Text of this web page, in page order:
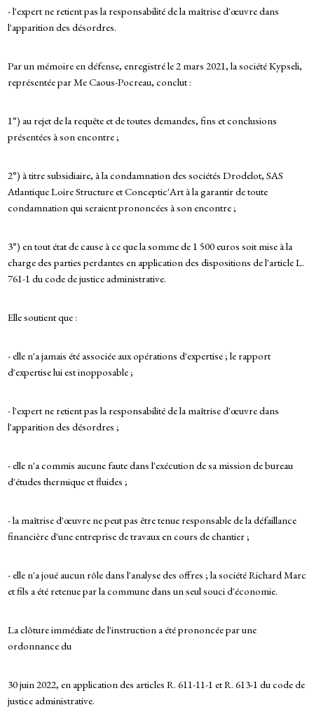
- l'expert ne retient pas la responsabilité de la maîtrise d'œuvre dans
l'apparition des désordres.
Par un mémoire en défense, enregistré le 2 mars 2021, la société Kypseli,
représentée par Me Caous-Pocreau, conclut :
1°) au rejet de la requête et de toutes demandes, fins et conclusions
présentées à son encontre ;
2°) à titre subsidiaire, à la condamnation des sociétés Drodelot, SAS
Atlantique Loire Structure et Conceptic'Art à la garantir de toute
condamnation qui seraient prononcées à son encontre ;
3°) en tout état de cause à ce que la somme de 1 500 euros soit mise à la
charge des parties perdantes en application des dispositions de l'article L.
761-1 du code de justice administrative.
Elle soutient que :
- elle n'a jamais été associée aux opérations d'expertise ; le rapport
d'expertise lui est inopposable ;
- l'expert ne retient pas la responsabilité de la maîtrise d'œuvre dans
l'apparition des désordres ;
- elle n'a commis aucune faute dans l'exécution de sa mission de bureau
d'études thermique et fluides ;
- la maîtrise d'œuvre ne peut pas être tenue responsable de la défaillance
financière d'une entreprise de travaux en cours de chantier ;
- elle n'a joué aucun rôle dans l'analyse des offres ; la société Richard Marc
et fils a été retenue par la commune dans un seul souci d'économie.
La clôture immédiate de l'instruction a été prononcée par une
ordonnance du
30 juin 2022, en application des articles R. 611-11-1 et R. 613-1 du code de
justice administrative.